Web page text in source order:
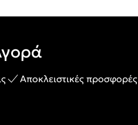
Αποκλειστικές προσφορές